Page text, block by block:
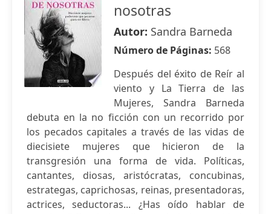
nosotras
Autor: Sandra Barneda
Número de Páginas: 568
Después del éxito de Reír al
viento y La Tierra de las
Mujeres, Sandra Barneda
debuta en la no ficción con un recorrido por
los pecados capitales a través de las vidas de
diecisiete mujeres que hicieron de la
transgresión una forma de vida. Políticas,
cantantes, diosas, aristócratas, concubinas,
estrategas, caprichosas, reinas, presentadoras,
actrices, seductoras... ¿Has oído hablar de